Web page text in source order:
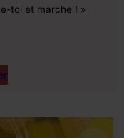
toi et marche ! »